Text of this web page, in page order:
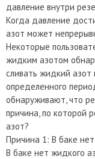
давление внутри
Когда давление
азот может
Некоторые
жидким азотом
сливать жидкий азот
определенного
обнаруживают, что
причина, по которой
азот?
Причина 1: В баке
В баке нет жидкого
Отмена